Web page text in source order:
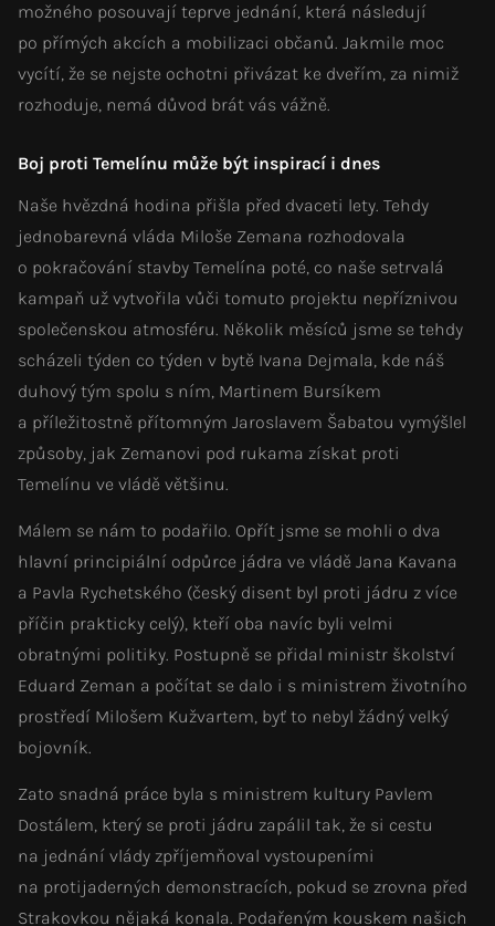
možného posouvají teprve jednání, která následují
po přímých akcích a mobilizaci občanů. Jakmile moc
vycítí, že se nejste ochotni přivázat ke dveřím, za nimiž
rozhoduje, nemá důvod brát vás vážně.
Boj proti Temelínu může být inspirací i dnes
Naše hvězdná hodina přišla před dvaceti lety. Tehdy
jednobarevná vláda Miloše Zemana rozhodovala
o pokračování stavby Temelína poté, co naše setrvalá
kampaň už vytvořila vůči tomuto projektu nepříznivou
společenskou atmosféru. Několik měsíců jsme se tehdy
scházeli týden co týden v bytě Ivana Dejmala, kde náš
duhový tým spolu s ním, Martinem Bursíkem
a příležitostně přítomným Jaroslavem Šabatou vymýšlel
způsoby, jak Zemanovi pod rukama získat proti
Temelínu ve vládě většinu.
Málem se nám to podařilo. Opřít jsme se mohli o dva
hlavní principiální odpůrce jádra ve vládě Jana Kavana
a Pavla Rychetského (český disent byl proti jádru z více
příčin prakticky celý), kteří oba navíc byli velmi
obratnými politiky. Postupně se přidal ministr školství
Eduard Zeman a počítat se dalo i s ministrem životního
prostředí Milošem Kužvartem, byť to nebyl žádný velký
bojovník.
Zato snadná práce byla s ministrem kultury Pavlem
Dostálem, který se proti jádru zapálil tak, že si cestu
na jednání vlády zpříjemňoval vystoupeními
na protijaderných demonstracích, pokud se zrovna před
Strakovkou nějaká konala. Podařeným kouskem našich